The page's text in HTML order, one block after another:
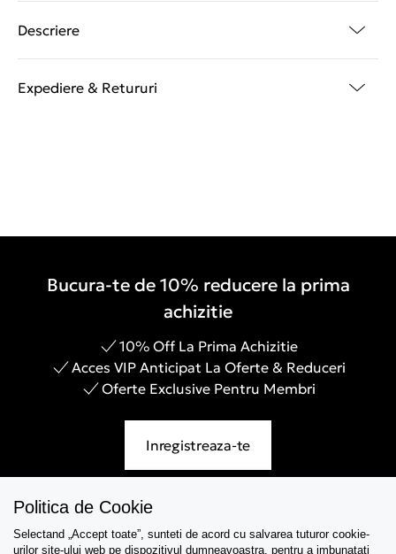
Descriere
Expediere & Retururi
Bucura-te de 10% reducere la prima
achizitie
10% Off La Prima Achizitie
Acces VIP Anticipat La Oferte & Reduceri
Oferte Exclusive Pentru Membri
Inregistreaza-te
Asistenta
Politica de Cookie
Selectand „Accept toate”, sunteti de acord cu salvarea tuturor cookie-
urilor site-ului web pe dispozitivul dumneavoastra, pentru a imbunatati